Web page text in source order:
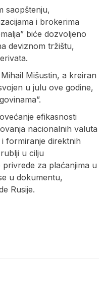
saopštenju,
i brokerima
biće dozvoljeno
deviznom tržištu,
Mišustin, a kreiran
u julu ove godine,
efikasnosti
nacionalnih valuta
formiranje direktnih
u cilju
za plaćanjima u
u dokumentu,
Rusije.